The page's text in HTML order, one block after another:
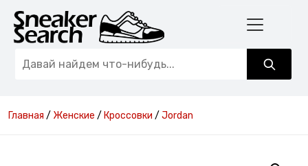
Главная / Женские / Кроссовки / Jordan